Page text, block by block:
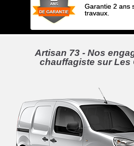
Garantie 2 ans
travaux.
Artisan 73 - Nos
chauffagiste sur Les